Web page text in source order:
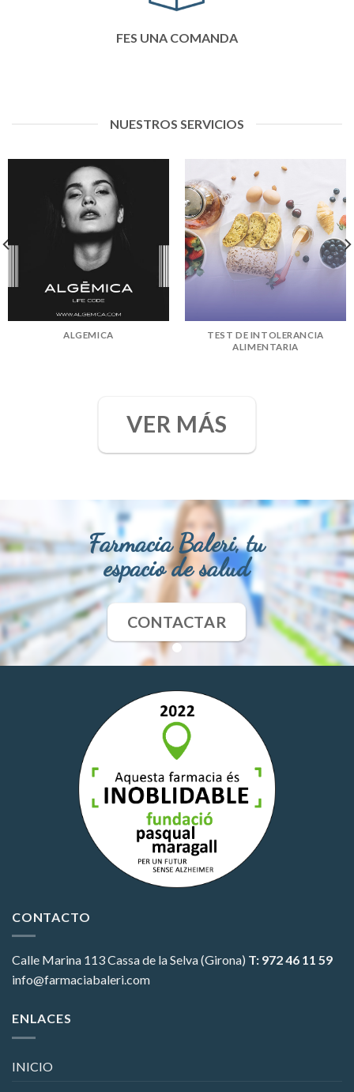
FES UNA COMANDA
NUESTROS SERVICIOS
ALGEMICA
TEST DE INTOLERANCIA
ALIMENTARIA
VER MÁS
Farmacia Baleri, tu
espacio de salud
CONTACTAR
CONTACTO
Calle Marina 113Cassa de la Selva (Girona) T: 972 46 11 59
info@farmaciabaleri.com
ENLACES
INICIO